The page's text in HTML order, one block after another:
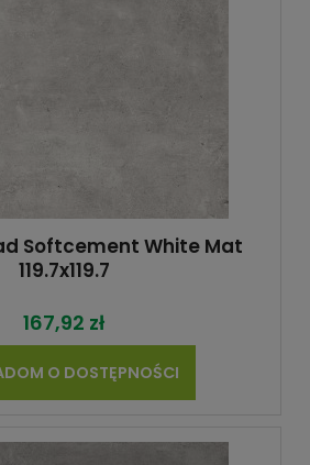
Softcement White Mat
119.7x119.7
167,92 zł
O DOSTĘPNOŚCI